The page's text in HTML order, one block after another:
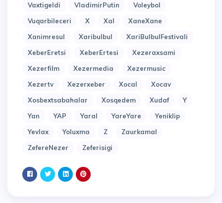
Vaxtigeldi
VladimirPutin
Voleybol
Vuqarbileceri
X Xal
XaneXane
Xanimresul
Xaribulbul
XariBulbulFestivali
XeberEretsi
XeberErtesi
Xezeraxsami
Xezerfilm
Xezermedia
Xezermusic
Xezertv
Xezerxeber Xocal
Xocav
Xosbextsabahalar
Xosqedem Xudaf
Y
Yan
YAP Yaral YareYare
Yeniklip
Yevlax
Yoluxma Z
Zaurkamal
ZefereNezer
Zeferisigi